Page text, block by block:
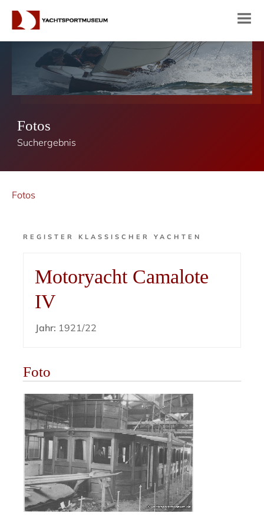
Fotos
Suchergebnis
Fotos
REGISTER KLASSISCHER YACHTEN
Motoryacht Camalote
IV
Jahr: 1921/22
Foto